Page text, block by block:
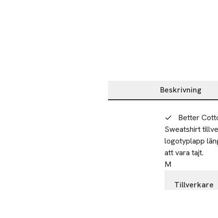
Beskrivning
Beskrivning
Better
Sweatshirt
logotyplapp
att vara tajt.
M
Tillverkare